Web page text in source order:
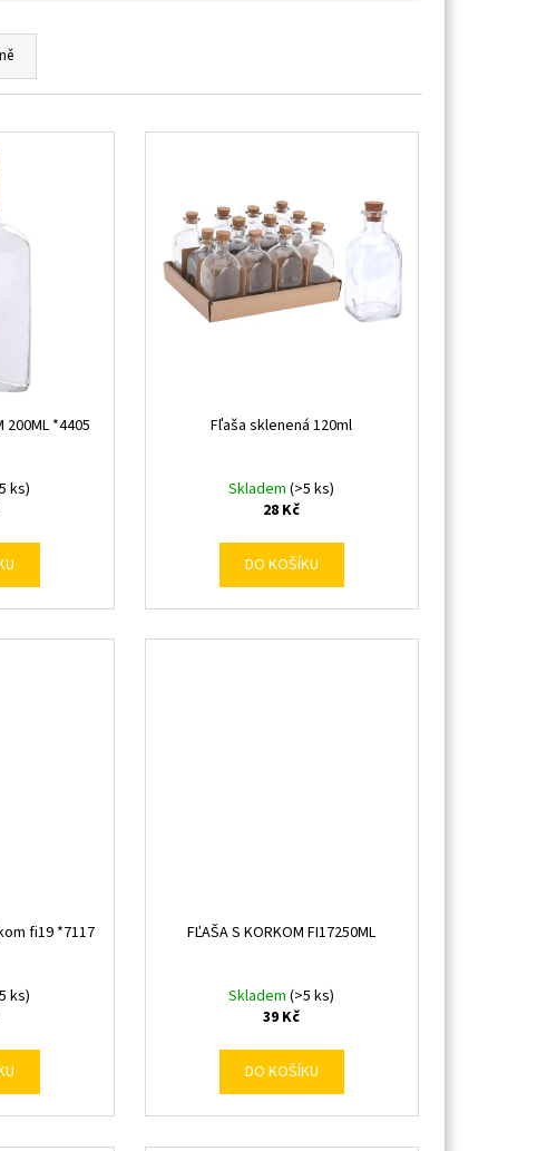
200ML *4405
ks)
Fľaša sklenená 120ml
Skladem(>5 ks)
28 Kč
DO KOŠÍKU
fi19 *7117
ks)
FĽAŠA S KORKOM FI17250ML
Skladem(>5 ks)
39 Kč
DO KOŠÍKU